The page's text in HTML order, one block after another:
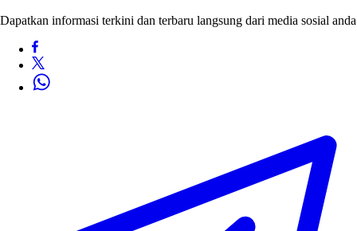
Dapatkan informasi terkini dan terbaru langsung dari media sosial anda